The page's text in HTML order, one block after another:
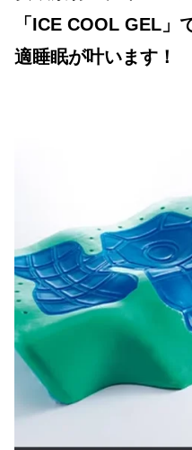
「ICE COOL GEL」
適睡眠が叶います！